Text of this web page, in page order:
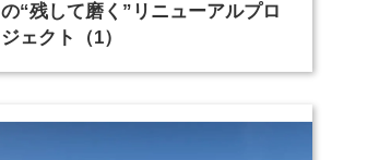
の“残して磨く”リニューアルプロ
ジェクト（1）